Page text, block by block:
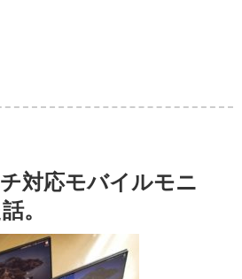
対応モバイルモニ
。